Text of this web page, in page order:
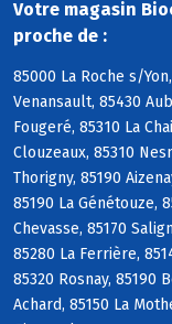
Votre magasin
proche de :
85000 La Roche s/
Venansault, 85430
Fougeré, 85310 La
Clouzeaux, 85310
Thorigny, 85190
85190 La Génétouze,
Chevasse, 85170
85280 La Ferrière,
85320 Rosnay, 85190
Achard, 85150 La